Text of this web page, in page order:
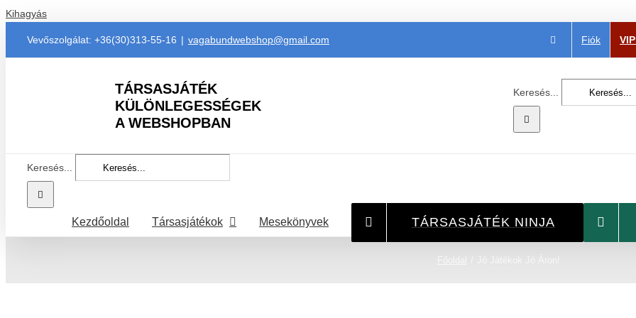
Kihagyás
Vevőszolgálat: +36(30)313-55-16 | vagabundwebshop@gmail.com Fiók
TÁRSASJÁTÉK
KÜLÖNLEGESSÉGEK
A WEBSHOPBAN
Keresés...
Keresés...
Kezdőoldal Társasjátékok Mesekönyvek TÁRSASJÁTÉK NINJA